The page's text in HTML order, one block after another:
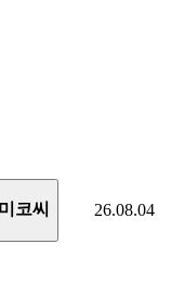
미코씨 26.08.04